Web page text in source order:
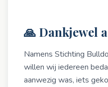
🙏 Dankjewel
Namens Stichting
willen wij iedereen
aanwezig was, iets